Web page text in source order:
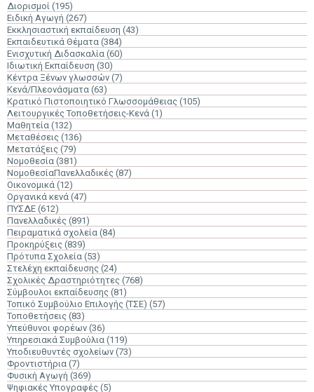
Διορισμοί (195)
Ειδική Αγωγή (267)
Εκκλησιαστική εκπαίδευση (43)
Εκπαιδευτικά Θέματα (384)
Ενισχυτική Διδασκαλία (60)
Ιδιωτική Εκπαίδευση (30)
Κέντρα Ξένων γλωσσών (7)
Κενά/Πλεονάσματα (63)
Κρατικό Πιστοποιητικό Γλωσσομάθειας (105)
Λειτουργικές Τοποθετήσεις-Κενά (1)
Μαθητεία (132)
Μεταθέσεις (136)
Μετατάξεις (79)
Νομοθεσία (381)
ΝομοθεσίαΠανελλαδικές (87)
Οικονομικά (12)
Οργανικά κενά (47)
ΠΥΣΔΕ (612)
Πανελλαδικές (891)
Πειραματικά σχολεία (84)
Προκηρύξεις (839)
Πρότυπα Σχολεία (53)
Στελέχη εκπαίδευσης (24)
Σχολικές Δραστηριότητες (768)
Σύμβουλοι εκπαίδευσης (81)
Τοπικό Συμβούλιο Επιλογής (ΤΣΕ) (57)
Τοποθετήσεις (83)
Υπεύθυνοι φορέων (36)
Υπηρεσιακά Συμβούλια (119)
Υποδιευθυντές σχολείων (73)
Φροντιστήρια (7)
Φυσική Αγωγή (369)
Ψηφιακές Υπογραφές (5)